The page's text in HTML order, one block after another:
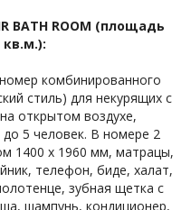
BATH ROOM (площадь
кв.м.):
комбинированного
стиль) для некурящих с
открытом воздухе,
5 человек. В номере 2
1400 х 1960 мм, матрацы,
телефон, биде, халат,
зубная щетка с
шампунь, кондиционер,